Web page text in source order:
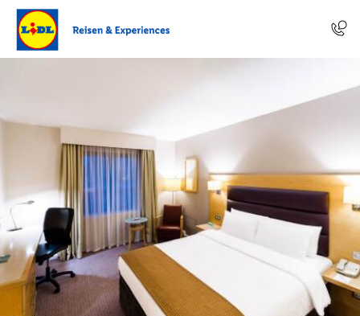
Auf der Karte anzeigen